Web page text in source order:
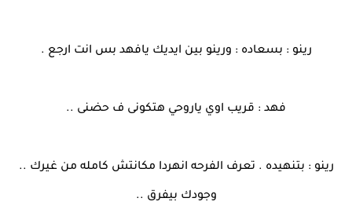
رينو : بسعاده : ورينو بين ايديك يافهد بس انت ارجع .
فهد : قريب اوي ياروحي هتكونى ف حضنى ..
رينو : بتنهيده . تعرف الفرحه انهردا مكانتش كامله من غيرك ..
وجودك بيفرق ..